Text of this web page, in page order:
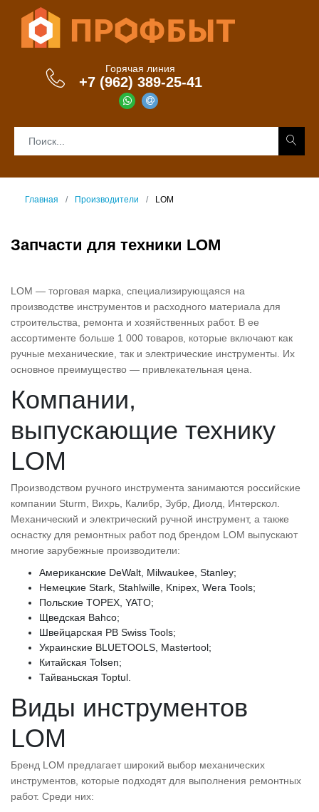
Горячая линия
+7 (962) 389-25-41
Главная Производители LOM
Запчасти для техники LOM
LOM — торговая марка, специализирующаяся на
производстве инструментов и расходного материала для
строительства, ремонта и хозяйственных работ. В ее
ассортименте больше 1 000 товаров, которые включают как
ручные механические, так и электрические инструменты. Их
основное преимущество — привлекательная цена.
Компании,
выпускающие технику
LOM
Производством ручного инструмента занимаются российские
компании Sturm, Вихрь, Калибр, Зубр, Диолд, Интерскол.
Механический и электрический ручной инструмент, а также
оснастку для ремонтных работ под брендом LOM выпускают
многие зарубежные производители:
Американские DeWalt, Milwaukee, Stanley;
Немецкие Stark, Stahlwille, Knipex, Wera Tools;
Польские TOPEX, YATO;
Щведская Bahco;
Швейцарская PB Swiss Tools;
Украинские BLUETOOLS, Mastertool;
Китайская Tolsen;
Тайваньская Toptul.
Виды инструментов
LOM
Бренд LOM предлагает широкий выбор механических
инструментов, которые подходят для выполнения ремонтных
работ. Среди них: